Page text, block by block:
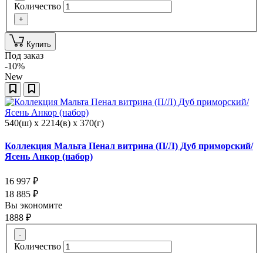
Количество
+
Купить
Под заказ
-10%
New
540(ш) x 2214(в) x 370(г)
Коллекция Мальта Пенал витрина (П/Л) Дуб приморский/
Ясень Анкор (набор)
16 997 ₽
18 885 ₽
Вы экономите
1888 ₽
-
Количество